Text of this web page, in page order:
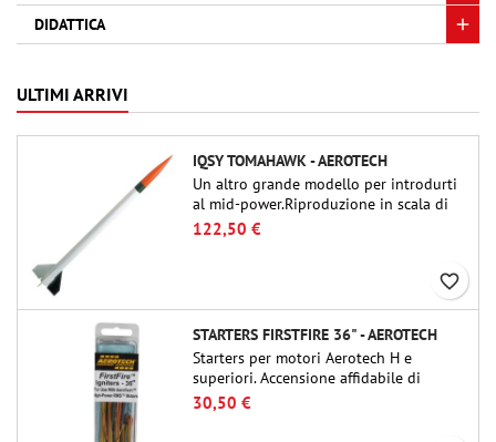
DIDATTICA
ULTIMI ARRIVI
IQSY TOMAHAWK - AEROTECH
Un altro grande modello per introdurti
al mid-power.Riproduzione in scala di
un famoso razzo-sonda, dalle dimensioni
contenute e adatto per passare a kit di
122,50 €
favorite_border
STARTERS FIRSTFIRE 36" - AEROTECH
Starters per motori Aerotech H e
superiori. Accensione affidabile di
motori fino a 91 cm di lunghezza.
30,50 €